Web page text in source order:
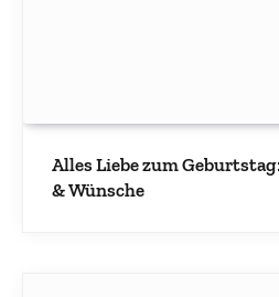
Alles Liebe zum
& Wünsche